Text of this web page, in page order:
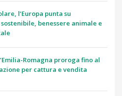
l’Europa punta su
benessere animale e
Romagna proroga fino al
per cattura e vendita